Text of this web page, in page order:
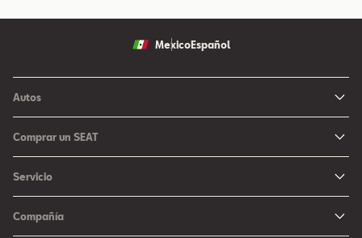
MexicoEspañol
Autos
Arona
León
Ateca
Comprar un SEAT
Configurador SEAT
Promociones
Servicio
Campaña Bolsas de Aire
Compañía